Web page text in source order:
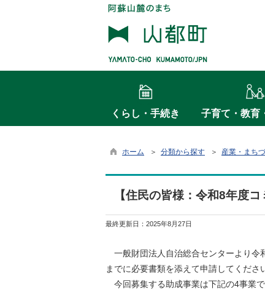
くらし・手続き 子育て・教育
ホーム ＞ 分類から探す ＞ 産業・まち
【住民の皆様：令和8年度
最終更新日： 2025年8月27日
一般財団法人自治総合センターより令
までに必要書類を添えて申請してくださ
今回募集する助成事業は下記の4事業で